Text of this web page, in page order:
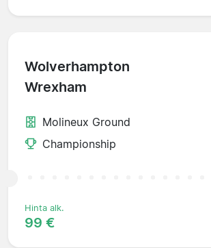
Wolverhampton
Wrexham
Molineux Ground
Championship
Hinta alk.
99 €